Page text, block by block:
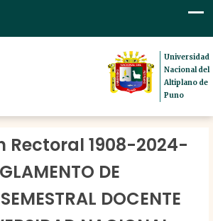
Universidad
Nacional del
Altiplano de
Puno
Rectoral 1908-2024-
DE
DOCENTE